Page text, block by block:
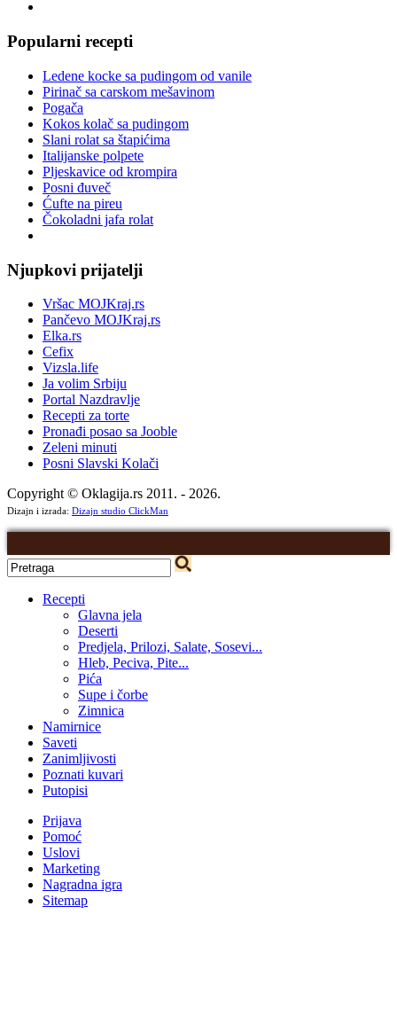
Popularni recepti
Ledene kocke sa pudingom od vanile
Pirinač sa carskom mešavinom
Pogača
Kokos kolač sa pudingom
Slani rolat sa štapićima
Italijanske polpete
Pljeskavice od krompira
Posni đuveč
Ćufte na pireu
Čokoladni jafa rolat
Njupkovi prijatelji
Vršac MOJKraj.rs
Pančevo MOJKraj.rs
Elka.rs
Cefix
Vizsla.life
Ja volim Srbiju
Portal Nazdravlje
Recepti za torte
Pronađi posao sa Jooble
Zeleni minuti
Posni Slavski Kolači
Copyright © Oklagija.rs 2011. - 2026.
Dizajn i izrada: Dizajn studio ClickMan
Recepti
Glavna jela
Deserti
Predjela, Prilozi, Salate, Sosevi...
Hleb, Peciva, Pite...
Pića
Supe i čorbe
Zimnica
Namirnice
Saveti
Zanimljivosti
Poznati kuvari
Putopisi
Prijava
Pomoć
Uslovi
Marketing
Nagradna igra
Sitemap